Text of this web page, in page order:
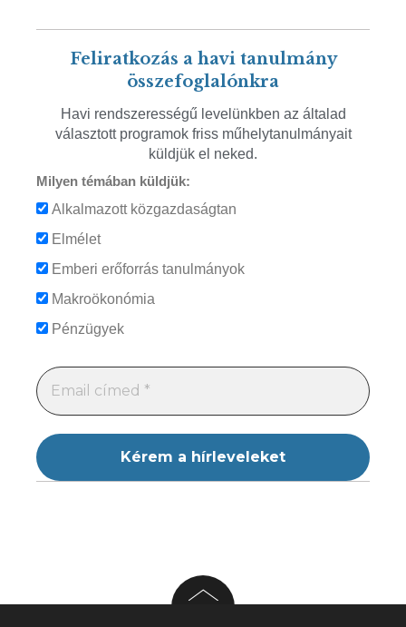
Feliratkozás a havi tanulmány
összefoglalónkra
Havi rendszerességű levelünkben az általad
választott programok friss műhelytanulmányait
küldjük el neked.
Milyen témában küldjük:
Alkalmazott közgazdaságtan
Elmélet
Emberi erőforrás tanulmányok
Makroökonómia
Pénzügyek